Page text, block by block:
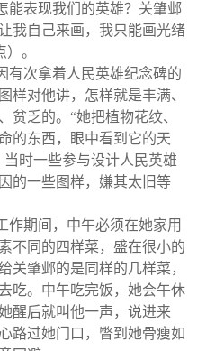
能表现我们的英雄？关肇邺
我自己来画，我只能画光绪
。
有次拿着人民英雄纪念碑的
样对他讲，怎样就是丰满、
贫乏的。“她把植物花纹、
的东西，眼中看到它的天
时一些参与设计人民英雄
的一些图样，嫌其太旧等
作期间，中午必须在她家用
不同的四样菜，盛在很小的
关肇邺的是同样的几样菜，
吃。中午吃完饭，她会午休
醒后就叫他一声，说进来
路过她门口，瞥到她骨瘦如